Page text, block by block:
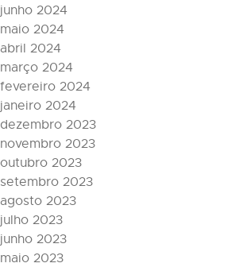
junho 2024
maio 2024
abril 2024
março 2024
fevereiro 2024
janeiro 2024
dezembro 2023
novembro 2023
outubro 2023
setembro 2023
agosto 2023
julho 2023
junho 2023
maio 2023